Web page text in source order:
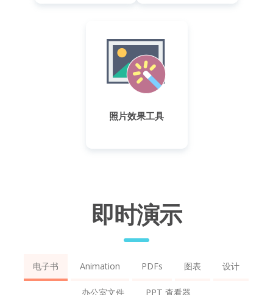
照片效果工具
即时演示
电子书 Animation PDFs 图表 设计
办公室文件 PPT 查看器